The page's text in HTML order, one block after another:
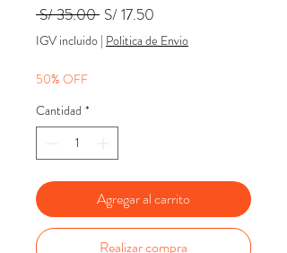
S/ 35.00 Precio
S/ 17.50
de
IGV incluido | Politica de Envio
50% OFF
Cantidad *
Agregar al carrito
Realizar compra